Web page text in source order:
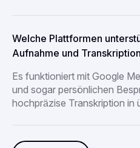
Welche Plattformen
Aufnahme und
Es funktioniert mit Google
und sogar persönlichen
hochpräzise Transkription in